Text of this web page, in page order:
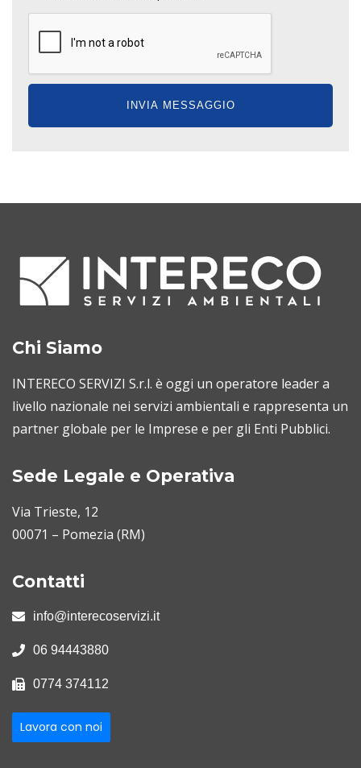
Chi Siamo
INTERECO SERVIZI S.r.l. è oggi un operatore leader a
livello nazionale nei servizi ambientali e rappresenta un
partner globale per le Imprese e per gli Enti Pubblici.
Sede Legale e Operativa
Via Trieste, 12
00071 – Pomezia (RM)
Contatti
info@interecoservizi.it
06 94443880
0774 374112
Lavora con noi